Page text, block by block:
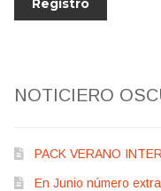
NOTICIERO
PACK VERANO
En Junio número